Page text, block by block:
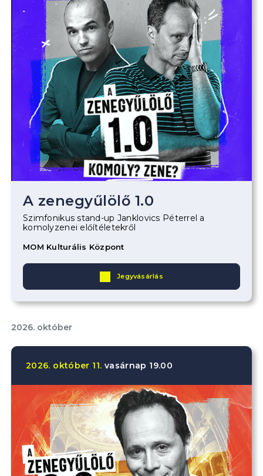
A zenegyűlölő 1.0
Szimfonikus stand-up Janklovics Péterrel a
komolyzenei előítéletekről
MOM Kulturális Központ
Jegyvásárlás
2026. október
2026. október 11. vasárnap 19.00